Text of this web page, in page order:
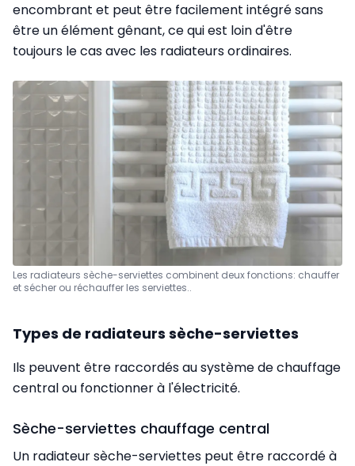
encombrant et peut être facilement intégré sans
être un élément gênant, ce qui est loin d'être
toujours le cas avec les radiateurs ordinaires.
Les radiateurs sèche-serviettes combinent deux fonctions: chauffer
et sécher ou réchauffer les serviettes..
Types de radiateurs sèche-serviettes
Ils peuvent être raccordés au système de chauffage
central ou fonctionner à l'électricité.
Sèche-serviettes chauffage central
Un radiateur sèche-serviettes peut être raccordé à